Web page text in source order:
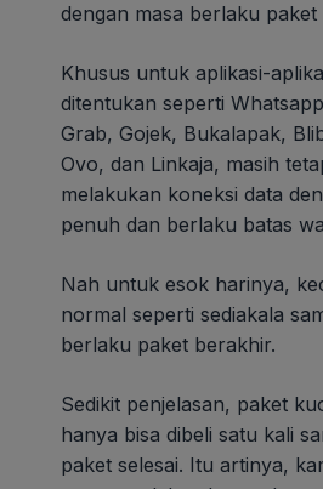
dengan masa berlaku paket
Khusus untuk aplikasi-
ditentukan seperti
Grab, Gojek, Bukalapak,
Ovo, dan Linkaja, masih
melakukan koneksi data
penuh dan berlaku batas
Nah untuk esok harinya,
normal seperti sediakala
berlaku paket berakhir.
Sedikit penjelasan, paket
hanya bisa dibeli satu kali
paket selesai. Itu artinya,